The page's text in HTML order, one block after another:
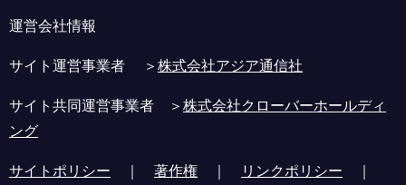
運営会社情報
サイト運営事業者 ＞株式会社アジア通信社
サイト共同運営事業者 ＞株式会社クローバーホールディ
ング
サイトポリシー ｜ 著作権 ｜ リンクポリシー ｜